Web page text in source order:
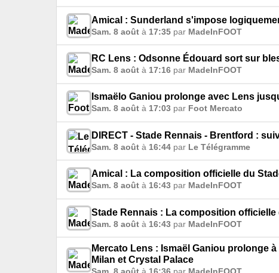
Amical : Sunderland s'impose
Sam. 8 août à 17:35 par MadeInFOOT
RC Lens : Odsonne Édouard sort sur
Sam. 8 août à 17:16 par MadeInFOOT
Ismaëlo Ganiou prolonge avec Lens
Sam. 8 août à 17:03 par Foot Mercato
DIRECT - Stade Rennais - Brentford :
Sam. 8 août à 16:44 par Le Télégramme
Amical : La composition officielle du
Sam. 8 août à 16:43 par MadeInFOOT
Stade Rennais : La composition
Sam. 8 août à 16:43 par MadeInFOOT
Mercato Lens : Ismaël Ganiou prolonge
Milan et Crystal Palace